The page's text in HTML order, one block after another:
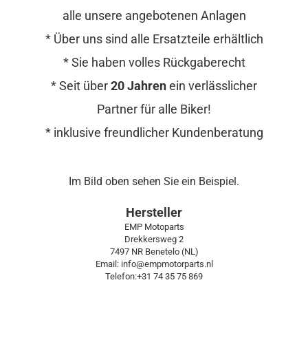
alle unsere angebotenen Anlagen
* Über uns sind alle Ersatzteile erhältlich
* Sie haben volles Rückgaberecht
* Seit über20 Jahrenein verlässlicher
Partner für alle Biker!
* inklusive freundlicher Kundenberatung
Im Bild oben sehen Sie ein Beispiel.
Hersteller
EMP Motoparts
Drekkersweg 2
7497 NR Benetelo (NL)
Email: info@empmotorparts.nl
Telefon:+31 74 35 75 869